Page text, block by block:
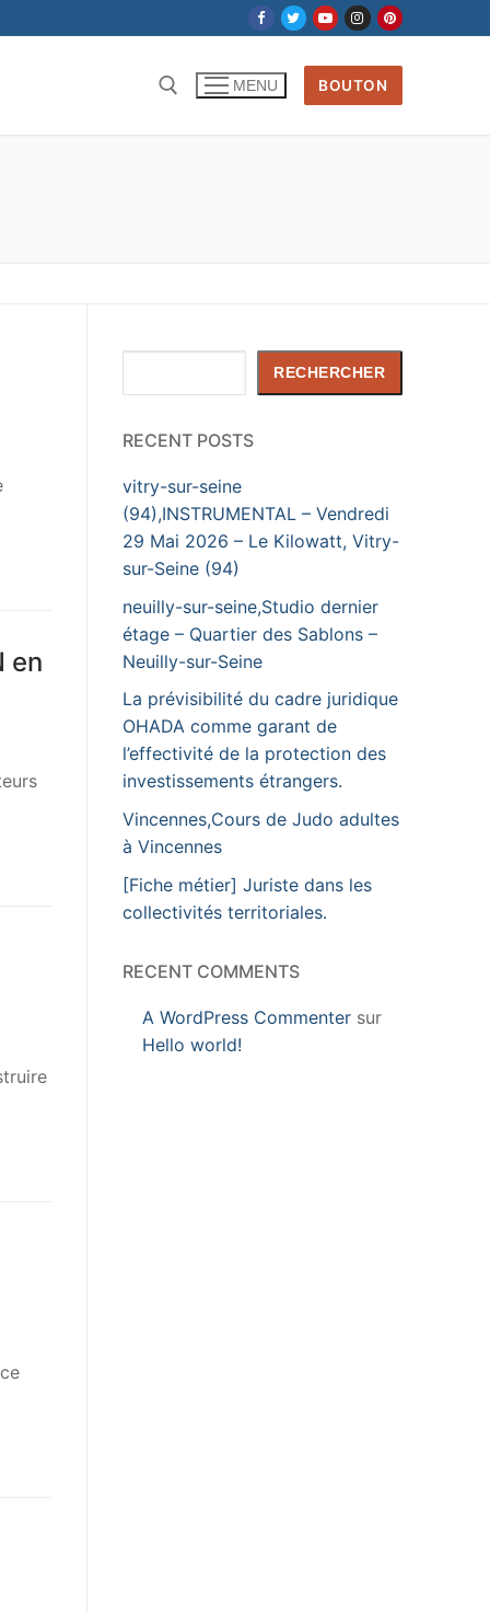
MENU BOUTON
en
RECHERCHER
RECENT POSTS
vitry-sur-seine
(94),INSTRUMENTAL – Vendredi
29 Mai 2026 – Le Kilowatt, Vitry-
sur-Seine (94)
neuilly-sur-seine,Studio dernier
étage – Quartier des Sablons –
Neuilly-sur-Seine
La prévisibilité du cadre juridique
OHADA comme garant de
l’effectivité de la protection des
investissements étrangers.
Vincennes,Cours de Judo adultes
à Vincennes
[Fiche métier] Juriste dans les
collectivités territoriales.
RECENT COMMENTS
A WordPress Commenter sur
Hello world!